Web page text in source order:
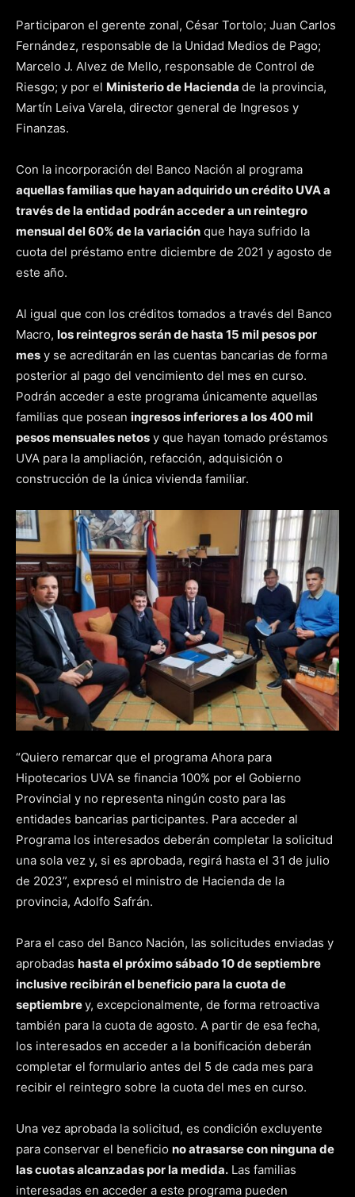
Participaron el gerente zonal, César Tortolo; Juan Carlos
Fernández, responsable de la Unidad Medios de Pago;
Marcelo J. Alvez de Mello, responsable de Control de
Riesgo; y por el Ministerio de Hacienda de la provincia,
Martín Leiva Varela, director general de Ingresos y
Finanzas.
Con la incorporación del Banco Nación al programa
aquellas familias que hayan adquirido un crédito UVA a
través de la entidad podrán acceder a un reintegro
mensual del 60% de la variación que haya sufrido la
cuota del préstamo entre diciembre de 2021 y agosto de
este año.
Al igual que con los créditos tomados a través del Banco
Macro, los reintegros serán de hasta 15 mil pesos por
mes y se acreditarán en las cuentas bancarias de forma
posterior al pago del vencimiento del mes en curso.
Podrán acceder a este programa únicamente aquellas
familias que posean ingresos inferiores a los 400 mil
pesos mensuales netos y que hayan tomado préstamos
UVA para la ampliación, refacción, adquisición o
construcción de la única vivienda familiar.
“Quiero remarcar que el programa Ahora para
Hipotecarios UVA se financia 100% por el Gobierno
Provincial y no representa ningún costo para las
entidades bancarias participantes. Para acceder al
Programa los interesados deberán completar la solicitud
una sola vez y, si es aprobada, regirá hasta el 31 de julio
de 2023”, expresó el ministro de Hacienda de la
provincia, Adolfo Safrán.
Para el caso del Banco Nación, las solicitudes enviadas y
aprobadas hasta el próximo sábado 10 de septiembre
inclusive recibirán el beneficio para la cuota de
septiembrey, excepcionalmente, de forma retroactiva
también para la cuota de agosto. A partir de esa fecha,
los interesados en acceder a la bonificación deberán
completar el formulario antes del 5 de cada mes para
recibir el reintegro sobre la cuota del mes en curso.
Una vez aprobada la solicitud, es condición excluyente
para conservar el beneficio no atrasarse con ninguna de
las cuotas alcanzadas por la medida. Las familias
interesadas en acceder a este programa pueden